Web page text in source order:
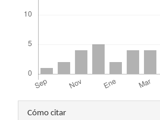
Detalles
Cómo citar